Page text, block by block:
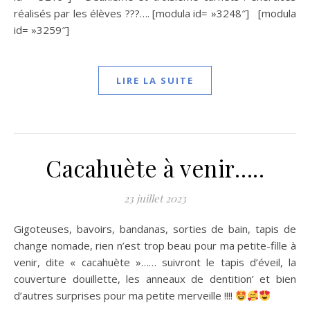
réalisés par les élèves ???…. [modula id= »3248″] [modula
id= »3259″]
LIRE LA SUITE
Cacahuète à venir…..
23 juillet 2023
Gigoteuses, bavoirs, bandanas, sorties de bain, tapis de
change nomade, rien n’est trop beau pour ma petite-fille à
venir, dite « cacahuète »…… suivront le tapis d’éveil, la
couverture douillette, les anneaux de dentition’ et bien
d’autres surprises pour ma petite merveille !!!!